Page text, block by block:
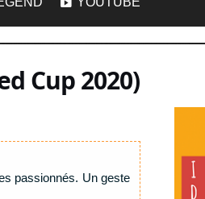
Cup 2020)
passionnés. Un geste